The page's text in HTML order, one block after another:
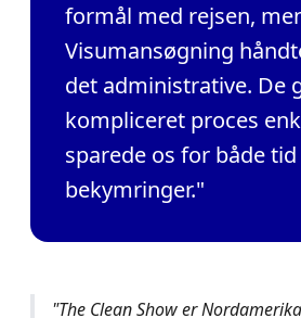
formål med rejsen,
Visumansøgning
det administrative. De
kompliceret proces
sparede os for både
bekymringer."
"The Clean Show er